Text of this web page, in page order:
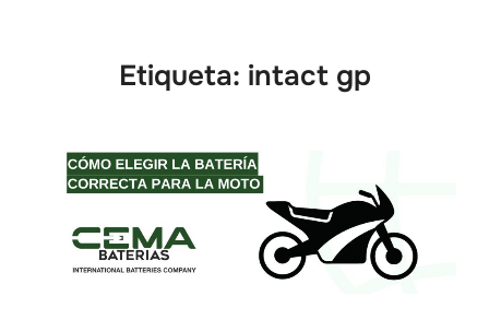
Etiqueta: intact gp